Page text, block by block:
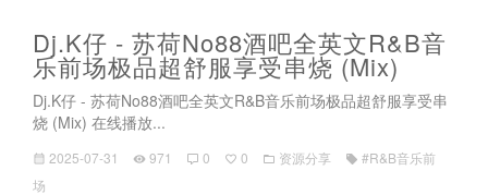
Dj.K仔 - 苏荷No88酒吧全英文R&B音
乐前场极品超舒服享受串烧 (Mix)
Dj.K仔 - 苏荷No88酒吧全英文R&B音乐前场极品超舒服享受串
烧 (Mix) 在线播放...
2025-07-31 971 0 0 资源分享
#R&B音乐前
场